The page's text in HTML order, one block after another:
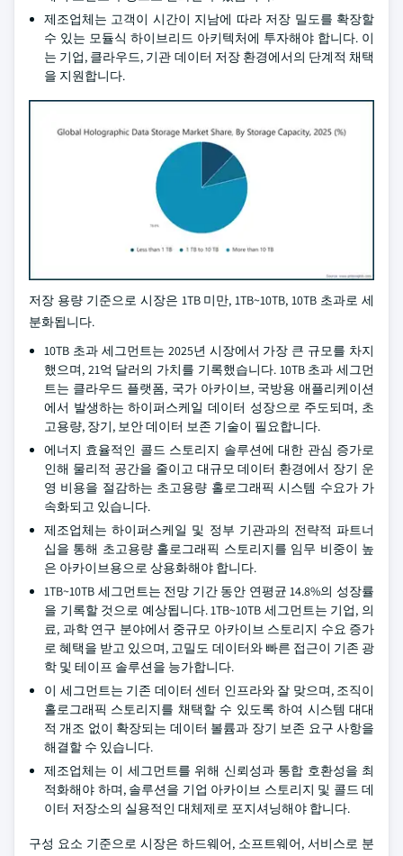
제조업체는 고객이 시간이 지남에 따라 저장 밀도를 확장할
수 있는 모듈식 하이브리드 아키텍처에 투자해야 합니다. 이
는 기업, 클라우드, 기관 데이터 저장 환경에서의 단계적 채택
을 지원합니다.
저장 용량 기준으로 시장은 1TB 미만, 1TB~10TB, 10TB 초과로 세
분화됩니다.
10TB 초과 세그먼트는 2025년 시장에서 가장 큰 규모를 차지
했으며, 21억 달러의 가치를 기록했습니다. 10TB 초과 세그먼
트는 클라우드 플랫폼, 국가 아카이브, 국방용 애플리케이션
에서 발생하는 하이퍼스케일 데이터 성장으로 주도되며, 초
고용량, 장기, 보안 데이터 보존 기술이 필요합니다.
에너지 효율적인 콜드 스토리지 솔루션에 대한 관심 증가로
인해 물리적 공간을 줄이고 대규모 데이터 환경에서 장기 운
영 비용을 절감하는 초고용량 홀로그래픽 시스템 수요가 가
속화되고 있습니다.
제조업체는 하이퍼스케일 및 정부 기관과의 전략적 파트너
십을 통해 초고용량 홀로그래픽 스토리지를 임무 비중이 높
은 아카이브용으로 상용화해야 합니다.
1TB~10TB 세그먼트는 전망 기간 동안 연평균 14.8%의 성장률
을 기록할 것으로 예상됩니다. 1TB~10TB 세그먼트는 기업, 의
료, 과학 연구 분야에서 중규모 아카이브 스토리지 수요 증가
로 혜택을 받고 있으며, 고밀도 데이터와 빠른 접근이 기존 광
학 및 테이프 솔루션을 능가합니다.
이 세그먼트는 기존 데이터 센터 인프라와 잘 맞으며, 조직이
홀로그래픽 스토리지를 채택할 수 있도록 하여 시스템 대대
적 개조 없이 확장되는 데이터 볼륨과 장기 보존 요구 사항을
해결할 수 있습니다.
제조업체는 이 세그먼트를 위해 신뢰성과 통합 호환성을 최
적화해야 하며, 솔루션을 기업 아카이브 스토리지 및 콜드 데
이터 저장소의 실용적인 대체제로 포지셔닝해야 합니다.
구성 요소 기준으로 시장은 하드웨어, 소프트웨어, 서비스로 분